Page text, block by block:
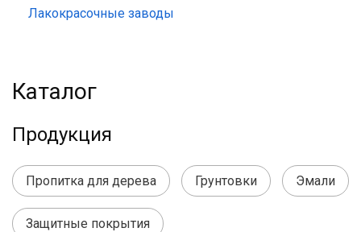
Лакокрасочные заводы
Каталог
Продукция
Пропитка для дерева Грунтовки Эмали
Защитные покрытия